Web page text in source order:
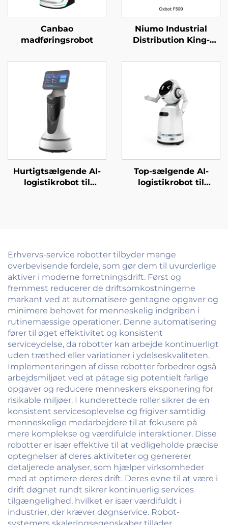
Canbao
madføringsrobot
Niumo Industrial
Distribution King-
Hurtigtsælgende AI-
logistikrobot til
Top-sælgende AI-
logistikrobot til
Erhvervs-service robotter tilbyder mange
overbevisende fordele, som gør dem til uvurderlige
aktiver i moderne forretningsdrift. Først og
fremmest reducerer de driftsomkostningerne
markant ved at automatisere gentagne opgaver og
minimere behovet for menneskelig indgriben i
rutinemæssige operationer. Denne automatisering
fører til øget effektivitet og konsistent
serviceydelse, da robotter kan arbejde kontinuerligt
uden træthed eller variationer i ydelseskvaliteten.
Implementeringen af disse robotter forbedrer også
arbejdsmiljøet ved at påtage sig potentielt farlige
opgaver og reducere menneskers eksponering for
risikable miljøer. I kunderettede roller sikrer de en
konsistent servicesoplevelse og frigiver samtidig
menneskelige medarbejdere til at fokusere på
mere komplekse og værdifulde interaktioner. Disse
robotter er især effektive til at vedligeholde præcise
optegnelser af deres aktiviteter og genererer
detaljerede analyser, som hjælper virksomheder
med at optimere deres drift. Deres evne til at være i
drift døgnet rundt sikrer kontinuerlig services
tilgængelighed, hvilket er især værdifuldt i
industrier, der kræver døgnservice. Robot-